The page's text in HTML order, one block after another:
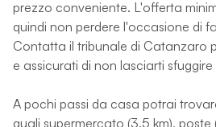
prezzo conveniente. L'offerta
quindi non perdere l'occasione di
Contatta il tribunale di Catanzaro
e assicurati di non lasciarti
A pochi passi da casa potrai
quali supermercato (3.5 km), poste